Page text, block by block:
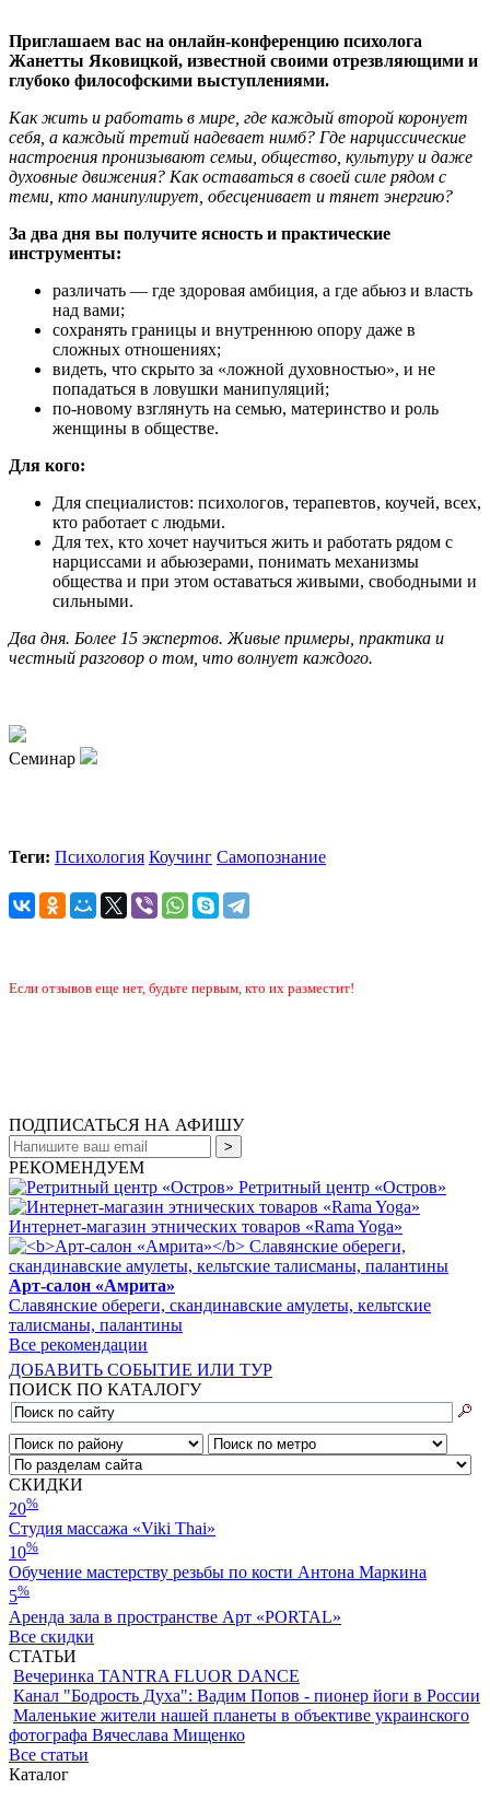
Приглашаем вас на онлайн-конференцию психолога
Жанетты Яковицкой, известной своими отрезвляющими и
глубоко философскими выступлениями.
Как жить и работать в мире, где каждый второй коронует
себя, а каждый третий надевает нимб? Где нарциссические
настроения пронизывают семьи, общество, культуру и даже
духовные движения? Как оставаться в своей силе рядом с
теми, кто манипулирует, обесценивает и тянет энергию?
За два дня вы получите ясность и практические
инструменты:
различать — где здоровая амбиция, а где абьюз и власть
над вами;
сохранять границы и внутреннюю опору даже в
сложных отношениях;
видеть, что скрыто за «ложной духовностью», и не
попадаться в ловушки манипуляций;
по-новому взглянуть на семью, материнство и роль
женщины в обществе.
Для кого:
Для специалистов: психологов, терапевтов, коучей, всех,
кто работает с людьми.
Для тех, кто хочет научиться жить и работать рядом с
нарциссами и абьюзерами, понимать механизмы
общества и при этом оставаться живыми, свободными и
сильными.
Два дня. Более 15 экспертов. Живые примеры, практика и
честный разговор о том, что волнует каждого.
Семинар
Теги: Психология Коучинг Самопознание
Если отзывов еще нет, будьте первым, кто их разместит!
ПОДПИСАТЬСЯ НА АФИШУ
РЕКОМЕНДУЕМ
Ретритный центр «Остров»
Интернет-магазин этнических товаров «Rama Yoga»
Арт-салон «Амрита»
Славянские обереги, скандинавские амулеты, кельтские
талисманы, палантины
Все рекомендации
ДОБАВИТЬ СОБЫТИЕ ИЛИ ТУР
ПОИСК ПО КАТАЛОГУ
СКИДКИ
20%
Студия массажа «Viki Thai»
10%
Обучение мастерству резьбы по кости Антона Маркина
5%
Аренда зала в пространстве Арт «PORTAL»
Все скидки
СТАТЬИ
Вечеринка TANTRA FLUOR DANCE
Канал "Бодрость Духа": Вадим Попов - пионер йоги в России
Маленькие жители нашей планеты в объективе украинского
фотографа Вячеслава Мищенко
Все статьи
Каталог